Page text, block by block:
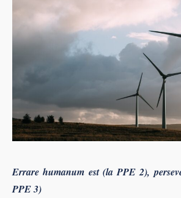
Errare humanum est (la PPE 2),
PPE 3)